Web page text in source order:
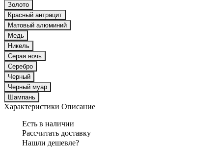
Золото
Красный антрацит
Матовый алюминий
Медь
Никель
Серая ночь
Серебро
Черный
Черный муар
Шампань
Характеристики Описание
Есть в наличии
Рассчитать доставку
Нашли дешевле?